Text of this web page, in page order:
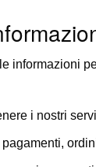
informazioni
i nostri